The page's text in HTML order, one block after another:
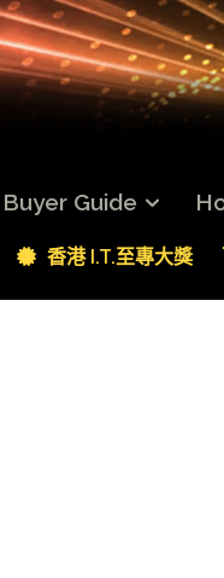
Buyer Guide
香港 I.T.至專大獎